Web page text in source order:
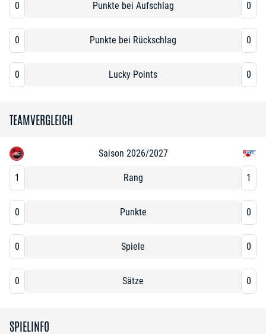
TEAMVERGLEICH
Saison 2026/2027
1 Rang 1
0 Punkte 0
0 Spiele 0
0 Sätze 0
0 Punkte bei Aufschlag 0
0 Punkte bei Rückschlag 0
0 Lucky Points 0
SPIELINFO